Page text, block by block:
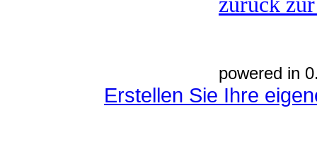
powered in
Erstellen Sie Ihre